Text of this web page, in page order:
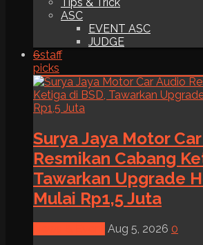
ASC
EVENT ASC
JUDGE
6staff
picks
Surya Jaya Motor
Resmikan Cabang
Tawarkan Upgrade
Mulai Rp1,5 Juta
Aug 5, 2026 0